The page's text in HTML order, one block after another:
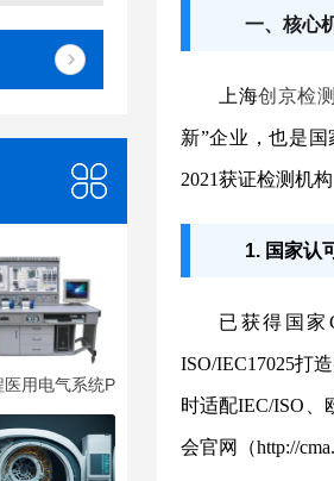
用电气系统PEMS
一、核心
上海创京检测
新”企业，也是
2021获证检测机
1. 国家认
已获得国家
ISO/IEC17025打
时适配IEC/ISO
会官网（http://